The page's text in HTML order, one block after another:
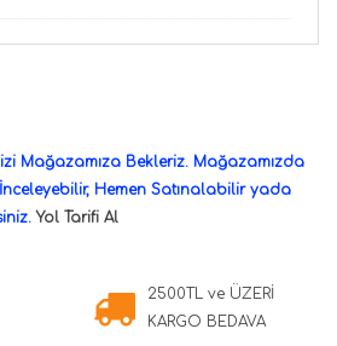
Mağazamıza Bekleriz. Mağazamızda
Hemen Satınalabilir yada
Yol Tarifi Al
2500TL ve ÜZERİ
KARGO BEDAVA